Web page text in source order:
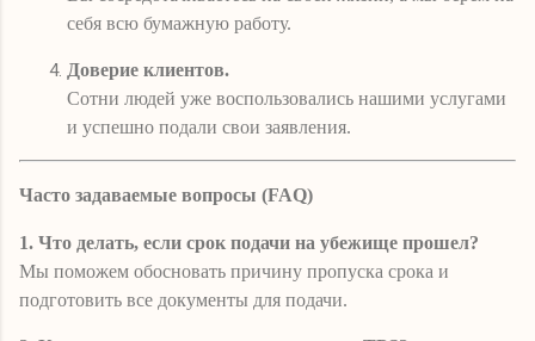
себя всю бумажную работу.
Доверие клиентов.
Сотни людей уже воспользовались нашими услугами
и успешно подали свои заявления.
Часто задаваемые вопросы (FAQ)
1. Что делать, если срок подачи на убежище прошел?
Мы поможем обосновать причину пропуска срока и
подготовить все документы для подачи.